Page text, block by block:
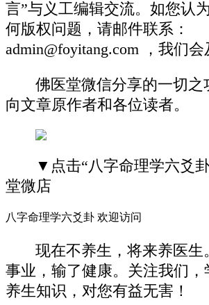
言”与义工编辑交流。如您认
何版权问题，请邮件联系：
admin@foyitang.com ，我们会
佛医堂微信分享的一切之
向文章原作者和各位读者。
▼点击“八字命理学六爻
堂微店
八字命理学六爻卦 欢迎访问
现在不养生，将来养医生
事业，输了健康。关注我们，
养生知识，对您有益无害！